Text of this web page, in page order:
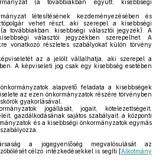
(a továbbiakban együtt: kisebbségi
létesítésének kezdeményezésében és
vehet részt, aki szerepel a kisebbségi
továbbiakban: kisebbségi választói jegyzék). A
választói jegyzékben szerepelhet. A
vonatkozó részletes szabályokat külön törvény
az a jelölt vállalhatja, aki szerepel a
A képviseleti jog csak egy kisebbség esetében
alapvető feladata a kisebbségek
az ezen önkormányzatok részére törvényben
gyakorlásával.
jogállását, jogait, kötelezettségeit,
gazdálkodásának sajátos szabályait, a központi
és a kisebbségi önkormányzatok egymás
a jogegyenlőség megvalósulását az
célzó intézkedésekkel is segíti [Alkotmány